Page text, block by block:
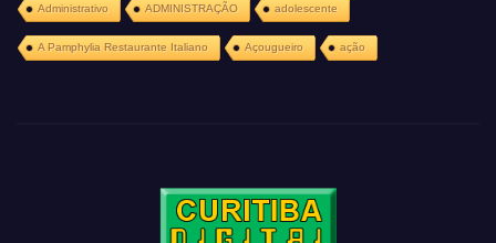
Administrativo ADMINISTRAÇÃO adolescente
A Pamphylia Restaurante Italiano Açougueiro ação